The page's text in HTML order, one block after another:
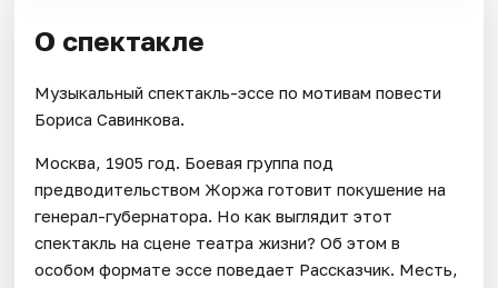
О спектакле
Музыкальный спектакль-эссе по мотивам повести
Бориса Савинкова.
Москва, 1905 год. Боевая группа под
предводительством Жоржа готовит покушение на
генерал-губернатора. Но как выглядит этот
спектакль на сцене театра жизни? Об этом в
особом формате эссе поведает Рассказчик. Месть,